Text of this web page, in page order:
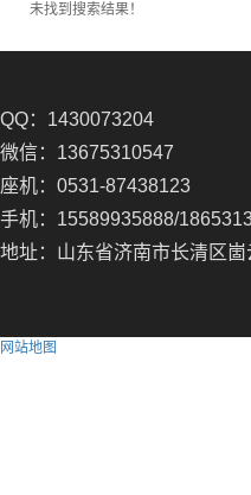
未找到搜索结果！
QQ：1430073204
微信：13675310547
座机：0531-87438123
手机：15589935888/
地址：山东省济南市长清区崮
网站地图